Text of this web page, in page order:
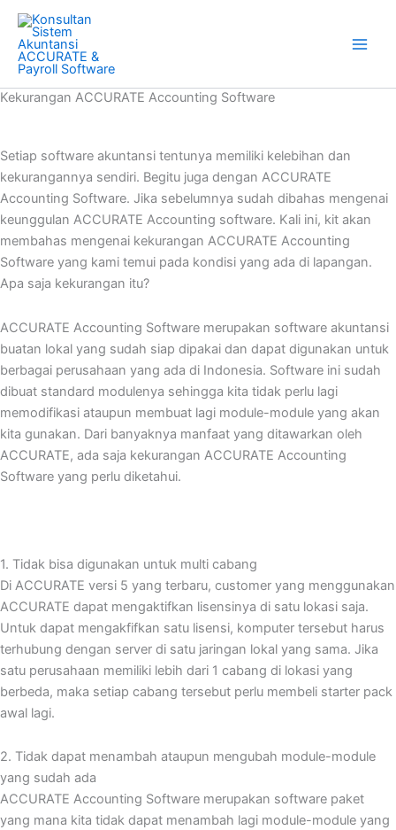
Skip
content
Kekurangan ACCURATE Accounting Software
Setiap software akuntansi tentunya memiliki kelebihan dan
kekurangannya sendiri. Begitu juga dengan ACCURATE
Accounting Software. Jika sebelumnya sudah dibahas mengenai
keunggulan ACCURATE Accounting software. Kali ini, kit akan
membahas mengenai kekurangan ACCURATE Accounting
Software yang kami temui pada kondisi yang ada di lapangan.
Apa saja kekurangan itu?
ACCURATE Accounting Software merupakan software akuntansi
buatan lokal yang sudah siap dipakai dan dapat digunakan untuk
berbagai perusahaan yang ada di Indonesia. Software ini sudah
dibuat standard modulenya sehingga kita tidak perlu lagi
memodifikasi ataupun membuat lagi module-module yang akan
kita gunakan. Dari banyaknya manfaat yang ditawarkan oleh
ACCURATE, ada saja kekurangan ACCURATE Accounting
Software yang perlu diketahui.
1. Tidak bisa digunakan untuk multi cabang
Di ACCURATE versi 5 yang terbaru, customer yang menggunakan
ACCURATE dapat mengaktifkan lisensinya di satu lokasi saja.
Untuk dapat mengakfifkan satu lisensi, komputer tersebut harus
terhubung dengan server di satu jaringan lokal yang sama. Jika
satu perusahaan memiliki lebih dari 1 cabang di lokasi yang
berbeda, maka setiap cabang tersebut perlu membeli starter pack
awal lagi.
2. Tidak dapat menambah ataupun mengubah module-module
yang sudah ada
ACCURATE Accounting Software merupakan software paket
yang mana kita tidak dapat menambah lagi module-module yang